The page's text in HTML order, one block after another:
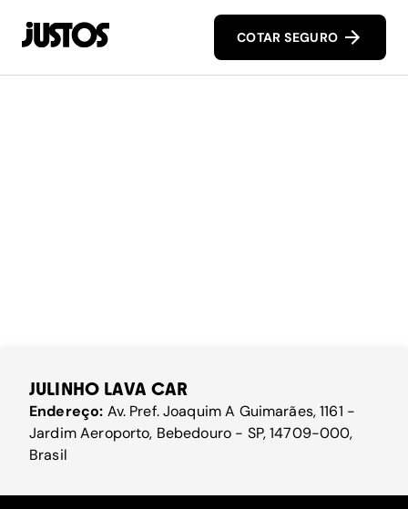
COTAR SEGURO
JULINHO LAVA CAR
Endereço: Av. Pref. Joaquim A Guimarães, 1161 -
Jardim Aeroporto, Bebedouro - SP, 14709-000,
Brasil